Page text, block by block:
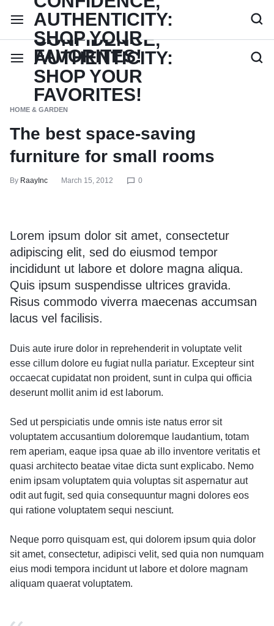
HOME & GARDEN
The best space-saving
furniture for small rooms
By RaayInc March 15, 2012 0
Lorem ipsum dolor sit amet, consectetur
adipiscing elit, sed do eiusmod tempor
incididunt ut labore et dolore magna aliqua.
Quis ipsum suspendisse ultrices gravida.
Risus commodo viverra maecenas accumsan
lacus vel facilisis.
Duis aute irure dolor in reprehenderit in voluptate velit
esse cillum dolore eu fugiat nulla pariatur. Excepteur sint
occaecat cupidatat non proident, sunt in culpa qui officia
deserunt mollit anim id est laborum.
Sed ut perspiciatis unde omnis iste natus error sit
voluptatem accusantium doloremque laudantium, totam
rem aperiam, eaque ipsa quae ab illo inventore veritatis et
quasi architecto beatae vitae dicta sunt explicabo. Nemo
enim ipsam voluptatem quia voluptas sit aspernatur aut
odit aut fugit, sed quia consequuntur magni dolores eos
qui ratione voluptatem sequi nesciunt.
Neque porro quisquam est, qui dolorem ipsum quia dolor
sit amet, consectetur, adipisci velit, sed quia non numquam
eius modi tempora incidunt ut labore et dolore magnam
aliquam quaerat voluptatem.